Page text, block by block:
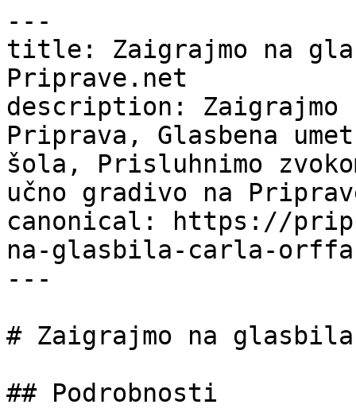
---
title: Zaigrajmo na
Priprave.net
description:
Priprava, Glasbena
šola, Prisluhnimo
učno gradivo na
canonical: https://
na-glasbila-carla-orffa
---
# Zaigrajmo na
## Podrobnosti